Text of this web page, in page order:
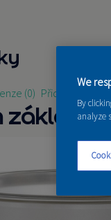
(0) Přidat recenzi
základ
We
By
analyze